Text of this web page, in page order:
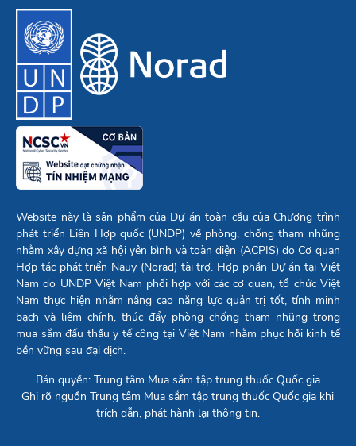
Website này là sản phẩm của Dự án toàn cầu của Chương trình
phát triển Liên Hợp quốc (UNDP) về phòng, chống tham nhũng
nhằm xây dựng xã hội yên bình và toàn diện (ACPIS) do Cơ quan
Hợp tác phát triển Nauy (Norad) tài trợ. Hợp phần Dự án tại Việt
Nam do UNDP Việt Nam phối hợp với các cơ quan, tổ chức Việt
Nam thực hiện nhằm nâng cao năng lực quản trị tốt, tính minh
bạch và liêm chính, thúc đẩy phòng chống tham nhũng trong
mua sắm đấu thầu y tế công tại Việt Nam nhằm phục hồi kinh tế
bền vững sau đại dịch.
Bản quyền: Trung tâm Mua sắm tập trung thuốc Quốc gia
Ghi rõ nguồn Trung tâm Mua sắm tập trung thuốc Quốc gia khi
trích dẫn, phát hành lại thông tin.